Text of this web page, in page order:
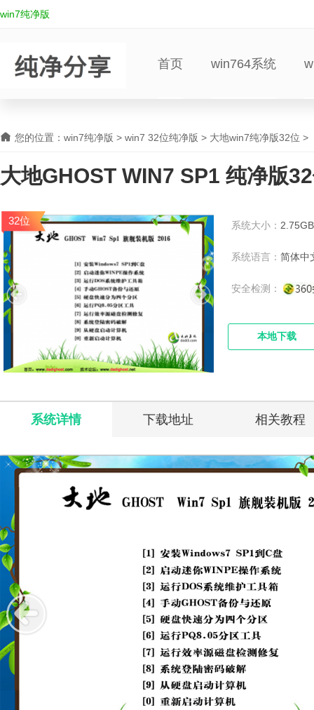
win7纯净版
首页 win764系统
您的位置： win7纯净版 > win7 32位纯净版 > 大地win7纯净版32位 >
大地GHOST WIN7 SP1 纯净版
32位 系统大小： 2.75GB
系统语言： 简体中
安全检测：
本地下载
系统详情 下载地址 相关教程